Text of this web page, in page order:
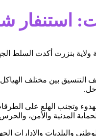
استنفار
ولاية بنزرت أكدت السلط
بين مختلف الهياكل
وتجنب الهلع على
المدنية والأمن،
والبلديات والإدارات